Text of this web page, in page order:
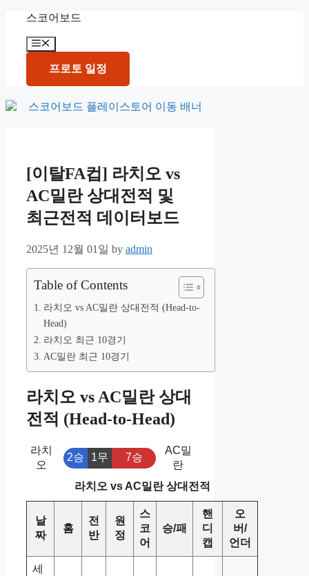
content
스코어보드
Menu
프로토 일정
[이탈FA컵] 라치오 vs
AC밀란 상대전적 및
최근전적 데이터보드
2025년 12월 01일 by admin
Table of Contents
라치오 vs AC밀란 상대전적 (Head-to-
Head)
라치오 최근 10경기
AC밀란 최근 10경기
라치오 vs AC밀란 상대
전적 (Head-to-Head)
라치
오
2승 1무 7승
AC밀
란
라치오 vs AC밀란 상대전적
날
짜
홈
전
반
원
정
스
코
어
승/패
핸
디
캡
오
버/
언더
세